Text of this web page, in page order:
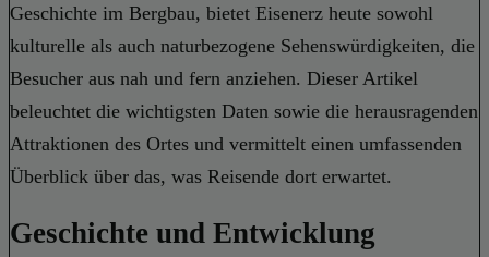
Geschichte im Bergbau, bietet Eisenerz heute sowohl
kulturelle als auch naturbezogene Sehenswürdigkeiten, die
Besucher aus nah und fern anziehen. Dieser Artikel
beleuchtet die wichtigsten Daten sowie die herausragenden
Attraktionen des Ortes und vermittelt einen umfassenden
Überblick über das, was Reisende dort erwartet.
Geschichte und Entwicklung